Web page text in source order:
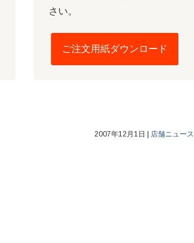
さい。
ご注文用紙ダウンロード
2007年12月1日 店舗ニュース